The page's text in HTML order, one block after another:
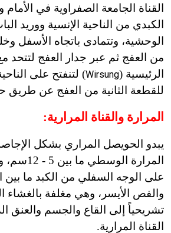
القناة الجامعة الصفراوية في
الكبدي من الناحية الإنسية ووريد
الوحشية، وتتمادى باتجاه الأسفل
من العفج ثم عبر جدار العفج لتتحد مع
الرئيسية (Wirsung) لتنفتح على
للقطعة الثانية من العفج عن طريق
المرارة والقناة المرارية:
يبدو الحويصل المراري بشكل
المرارة
على الوجه السفلي من الكبد ما بين
والفص الأيسر، وهي مغلفة
تشريحياً إلى القاع والجسم والعنق
القناة المرارية.